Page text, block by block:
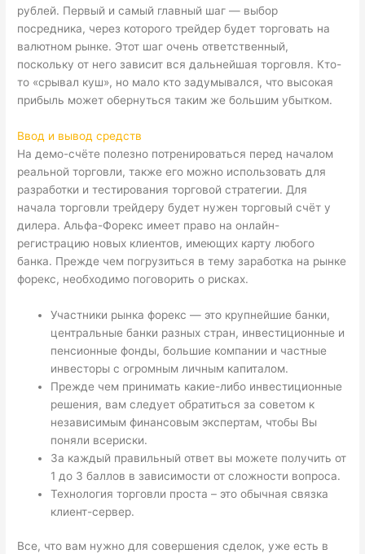
рублей. Первый и самый главный шаг — выбор
посредника, через которого трейдер будет торговать на
валютном рынке. Этот шаг очень ответственный,
поскольку от него зависит вся дальнейшая торговля. Кто-
то «срывал куш», но мало кто задумывался, что высокая
прибыль может обернуться таким же большим убытком.
Ввод и вывод средств
На демо-счёте полезно потренироваться перед началом
реальной торговли, также его можно использовать для
разработки и тестирования торговой стратегии. Для
начала торговли трейдеру будет нужен торговый счёт у
дилера. Альфа-Форекс имеет право на онлайн-
регистрацию новых клиентов, имеющих карту любого
банка. Прежде чем погрузиться в тему заработка на рынке
форекс, необходимо поговорить о рисках.
Участники рынка форекс — это крупнейшие банки,
центральные банки разных стран, инвестиционные и
пенсионные фонды, большие компании и частные
инвесторы с огромным личным капиталом.
Прежде чем принимать какие-либо инвестиционные
решения, вам следует обратиться за советом к
независимым финансовым экспертам, чтобы Вы
поняли всериски.
За каждый правильный ответ вы можете получить от
1 до 3 баллов в зависимости от сложности вопроса.
Технология торговли проста – это обычная связка
клиент-сервер.
Все, что вам нужно для совершения сделок, уже есть в